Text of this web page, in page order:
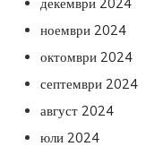
ноември 2024
октомври 2024
септември 2024
август 2024
юли 2024